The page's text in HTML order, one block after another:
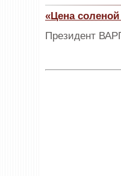
«Цена
Президент